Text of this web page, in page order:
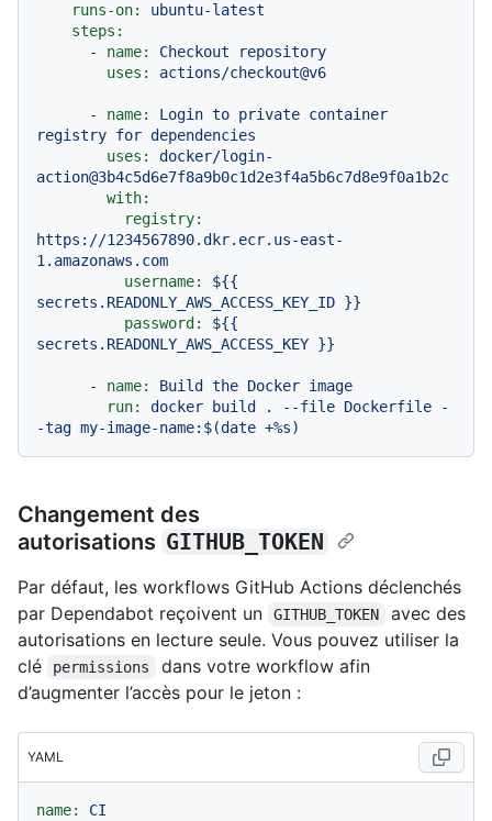
runs-on:
ubuntu-latest
steps:
-
name: Checkout
repository
uses:
actions/checkout@v6
- name: Login to private container
registry for dependencies
uses:
docker/login-
action@3b4c5d6e7f8a9b0c1d2e3f4a5b6c7d8e9f0a1b2c
with:
registry:
https://1234567890.dkr.ecr.us-east-
1.amazonaws.com
username:
${{
secrets.READONLY_AWS_ACCESS_KEY_ID }}
password:
${{
secrets.READONLY_AWS_ACCESS_KEY }}
- name: Build the Docker image
run:
docker build . --file Dockerfile
-
-tag my-image-name:$(date +%s)
Changement des
autorisations GITHUB_TOKEN
Par défaut, les workflows GitHub Actions déclenchés
par Dependabot reçoivent un
GITHUB_TOKEN
avec des
autorisations en lecture seule. Vous pouvez utiliser la
clé
permissions
dans votre workflow afin
d’augmenter l’accès pour le jeton :
YAML
name:
CI